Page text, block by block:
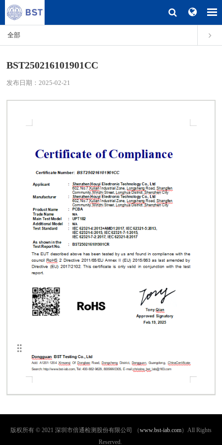
全部
BST250216101901CC
发布日期：2025-02-21
版权所有 © 2021 深圳市倍通检测股份有限公司 （www.bst-iab.com）All Rights
Reserved.